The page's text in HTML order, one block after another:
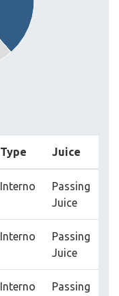
Type Juice
Interno
Passing
Juice
Interno
Passing
Juice
Interno
Passing